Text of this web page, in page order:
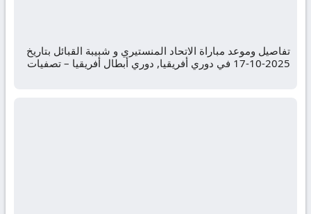
تفاصيل وموعد مباراة الاتحاد المنستيري و شبيبة القبائل بتاريخ
2025-10-17 في دوري أفريقيا, دوري أبطال أفريقيا – تصفيات